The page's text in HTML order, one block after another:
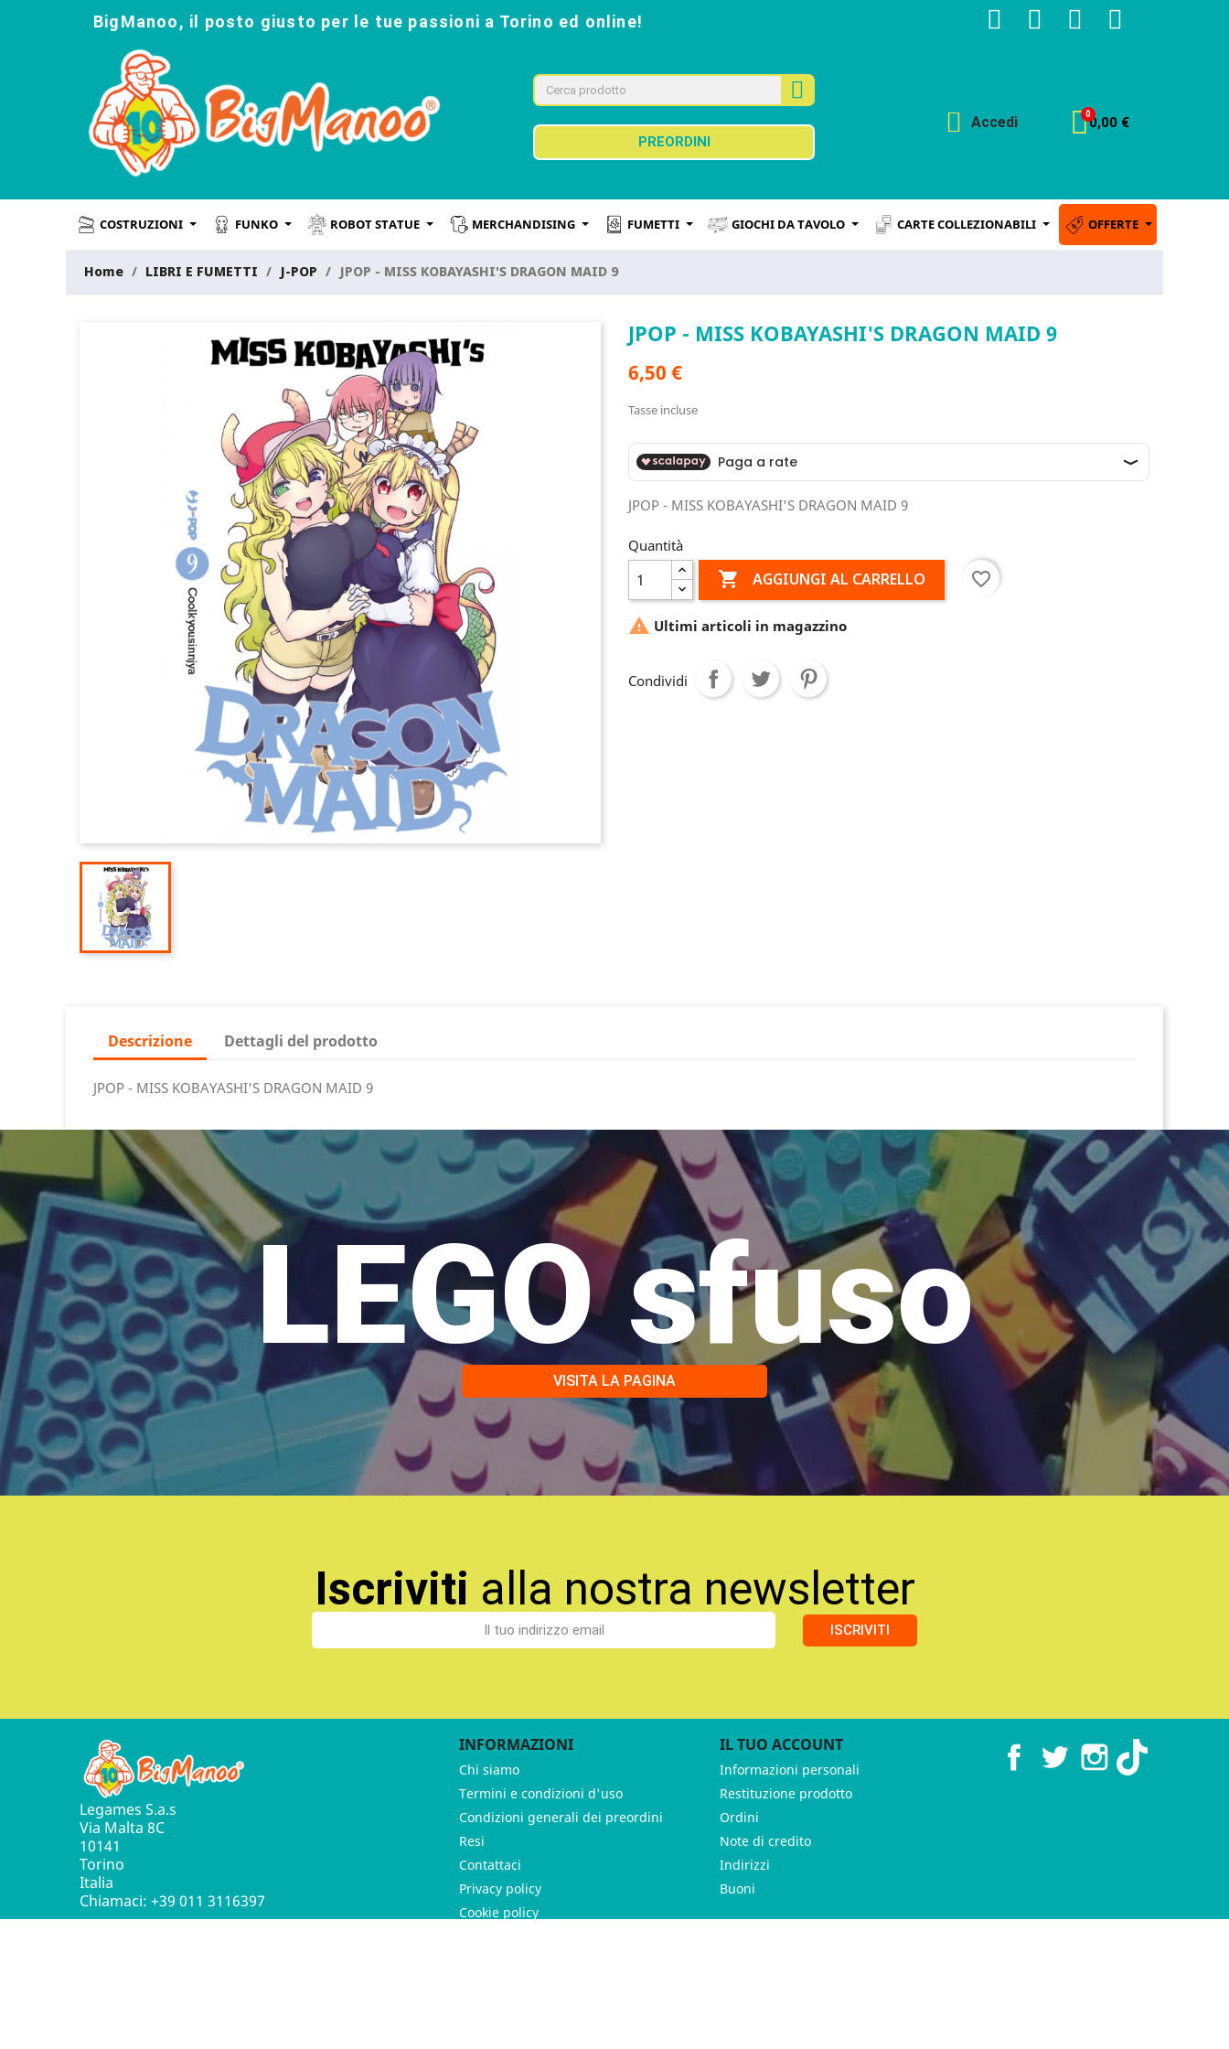
BigManoo, il posto giusto per le tue passioni a Torino ed online!
PREORDINI
Accedi 0,00 €
COSTRUZIONI FUNKO ROBOT STATUE MERCHANDISING FUMETTI GIOCHI DA TAVOLO CARTE COLLEZIONABILI OFFERTE
Home LIBRI E FUMETTI J-POP JPOP - MISS KOBAYASHI'S DRAGON MAID 9
JPOP - MISS KOBAYASHI'S DRAGON MAID 9
6,50 €
Tasse incluse
JPOP - MISS KOBAYASHI'S DRAGON MAID 9
Quantità
 AGGIUNGI AL CARRELLO favorite_border
 Ultimi articoli in magazzino
Condividi
Descrizione Dettagli del prodotto
JPOP - MISS KOBAYASHI'S DRAGON MAID 9
LEGO sfuso
VISITA LA PAGINA
Iscriviti alla nostra newsletter
ISCRIVITI
Legames S.a.s
Via Malta 8C
10141
Torino
Italia
Chiamaci: +39 011 3116397
INFORMAZIONI
Chi siamo
Termini e condizioni d'uso
Condizioni generali dei preordini
Resi
Contattaci
Privacy policy
Cookie policy
IL TUO ACCOUNT
Informazioni personali
Restituzione prodotto
Ordini
Note di credito
Indirizzi
Buoni
FacebookTwitter Instagram